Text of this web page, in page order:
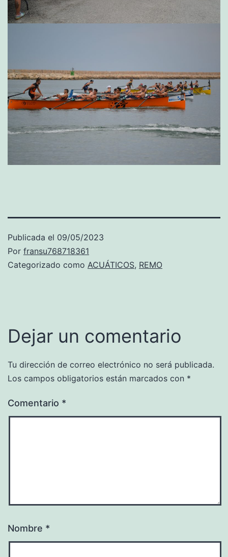
Publicada el 09/05/2023
Por fransu768718361
Categorizado como ACUÁTICOS, REMO
Dejar un comentario
Tu dirección de correo electrónico no será publicada.
Los campos obligatorios están marcados con *
Comentario *
Nombre *